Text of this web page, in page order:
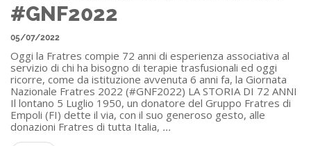
#GNF2022
05/07/2022
Oggi la Fratres compie 72 anni di esperienza associativa al
servizio di chi ha bisogno di terapie trasfusionali ed oggi
ricorre, come da istituzione avvenuta 6 anni fa, la Giornata
Nazionale Fratres 2022 (#GNF2022) LA STORIA DI 72 ANNI
Il lontano 5 Luglio 1950, un donatore del Gruppo Fratres di
Empoli (FI) dette il via, con il suo generoso gesto, alle
donazioni Fratres di tutta Italia, ...